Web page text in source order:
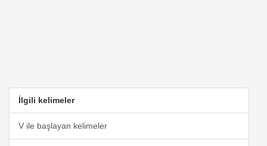
İlgili kelimeler
V ile başlayan kelimeler